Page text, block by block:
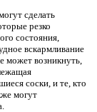
сделать
резко
состояния,
вскармливание
может возникнуть,
соски, и те, кто
могут